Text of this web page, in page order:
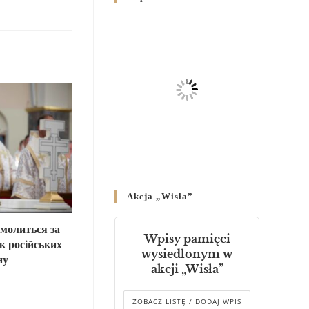
за
російських
Родин
Справ Молоді та встановленя
складу Катихитичної Комісії
днях 2-12 липня 2024 р.”
Декрет єпископів
Перемисько-Варшавської
Митрополії стосовно
звершування Божественної
літургії
Akcja „Wisła”
Wpisy pamięci
wysiedlonym w
akcji „Wisła”
ZOBACZ LISTĘ / DODAJ WPIS